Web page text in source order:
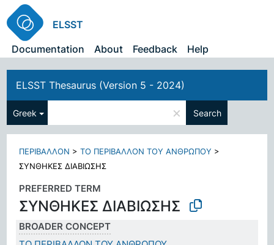
ELSST
Documentation
About Feedback Help
ELSST Thesaurus (Version 5 - 2024)
Greek × Search
ΠΕΡΙΒΑΛΛΟΝ >ΤΟ ΠΕΡΙΒΑΛΛΟΝ ΤΟΥ ΑΝΘΡΩΠΟΥ >
ΣΥΝΘΗΚΕΣ ΔΙΑΒΙΩΣΗΣ
PREFERRED TERM
ΣΥΝΘΗΚΕΣ ΔΙΑΒΙΩΣΗΣ
BROADER CONCEPT